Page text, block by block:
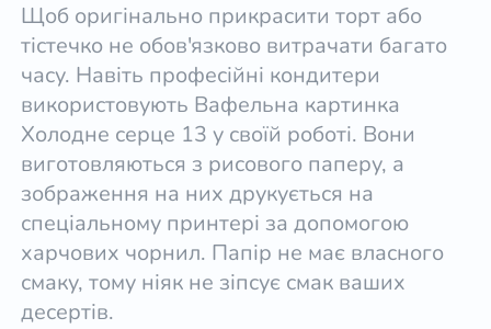
Щоб оригінально прикрасити торт або
тістечко не обов'язково витрачати багато
часу. Навіть професійні кондитери
використовують Вафельна картинка
Холодне серце 13 у своїй роботі. Вони
виготовляються з рисового паперу, а
зображення на них друкується на
спеціальному принтері за допомогою
харчових чорнил. Папір не має власного
смаку, тому ніяк не зіпсує смак ваших
десертів.